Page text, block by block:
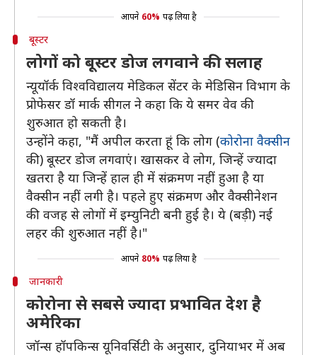
आपने 60% पढ़ लिया है
बूस्टर
लोगों को बूस्टर डोज लगवाने की सलाह
न्यूयॉर्क विश्वविद्यालय मेडिकल सेंटर के मेडिसिन विभाग के
प्रोफेसर डॉ मार्क सीगल ने कहा कि ये समर वेव की
शुरुआत हो सकती है।
उन्होंने कहा, "मैं अपील करता हूं कि लोग (कोरोना वैक्सीन
की) बूस्टर डोज लगवाएं। खासकर वे लोग, जिन्हें ज्यादा
खतरा है या जिन्हें हाल ही में संक्रमण नहीं हुआ है या
वैक्सीन नहीं लगी है। पहले हुए संक्रमण और वैक्सीनेशन
की वजह से लोगों में इम्युनिटी बनी हुई है। ये (बड़ी) नई
लहर की शुरुआत नहीं है।"
आपने 80% पढ़ लिया है
जानकारी
कोरोना से सबसे ज्यादा प्रभावित देश है
अमेरिका
जॉन्स हॉपकिन्स यूनिवर्सिटी के अनुसार, दुनियाभर में अब